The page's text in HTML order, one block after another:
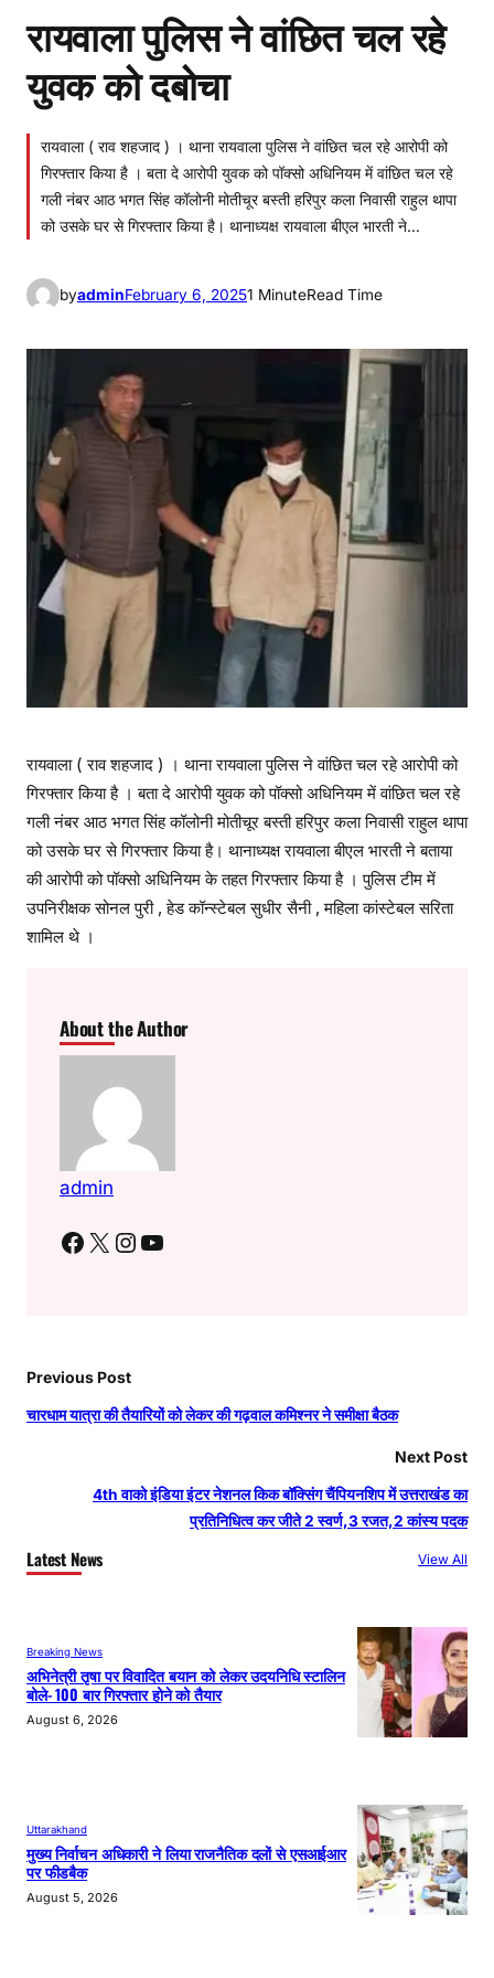
रायवाला पुलिस ने वांछित चल रहे
युवक को दबोचा
रायवाला ( राव शहजाद ) । थाना रायवाला पुलिस ने वांछित चल रहे आरोपी को
गिरफ्तार किया है । बता दे आरोपी युवक को पॉक्सो अधिनियम में वांछित चल रहे
गली नंबर आठ भगत सिंह कॉलोनी मोतीचूर बस्ती हरिपुर कला निवासी राहुल थापा
को उसके घर से गिरफ्तार किया है। थानाध्यक्ष रायवाला बीएल भारती ने…
byadminFebruary 6, 20251 MinuteRead Time
रायवाला ( राव शहजाद ) । थाना रायवाला पुलिस ने वांछित चल रहे आरोपी को
गिरफ्तार किया है । बता दे आरोपी युवक को पॉक्सो अधिनियम में वांछित चल रहे
गली नंबर आठ भगत सिंह कॉलोनी मोतीचूर बस्ती हरिपुर कला निवासी राहुल थापा
को उसके घर से गिरफ्तार किया है। थानाध्यक्ष रायवाला बीएल भारती ने बताया
की आरोपी को पॉक्सो अधिनियम के तहत गिरफ्तार किया है । पुलिस टीम में
उपनिरीक्षक सोनल पुरी , हेड कॉन्स्टेबल सुधीर सैनी , महिला कांस्टेबल सरिता
शामिल थे ।
About the Author
admin
Facebook X Instagram YouTube
Previous Post
चारधाम यात्रा की तैयारियों को लेकर की गढ़वाल कमिश्नर ने समीक्षा बैठक
Next Post
4th वाको इंडिया इंटर नेशनल किक बॉक्सिंग चैंपियनशिप में उत्तराखंड का
प्रतिनिधित्व कर जीते 2 स्वर्ण,3 रजत,2 कांस्य पदक
Latest News View All
Breaking News
अभिनेत्री तृषा पर विवादित बयान को लेकर उदयनिधि स्टालिन
बोले- 100 बार गिरफ्तार होने को तैयार
August 6, 2026
Uttarakhand
मुख्य निर्वाचन अधिकारी ने लिया राजनैतिक दलों से एसआईआर
पर फीडबैक
August 5, 2026